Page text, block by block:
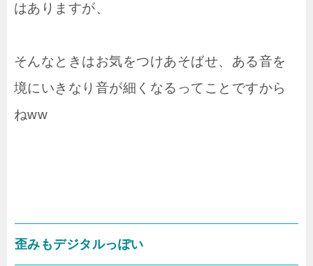
はありますが、
そんなときはお気をつけあそばせ、ある音を
境にいきなり音が細くなるってことですから
ねww
歪みもデジタルっぽい